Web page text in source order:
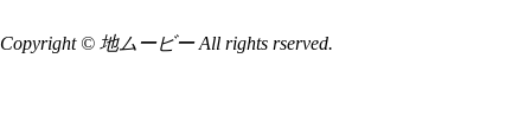
Copyright © 地ムービー All rights rserved.